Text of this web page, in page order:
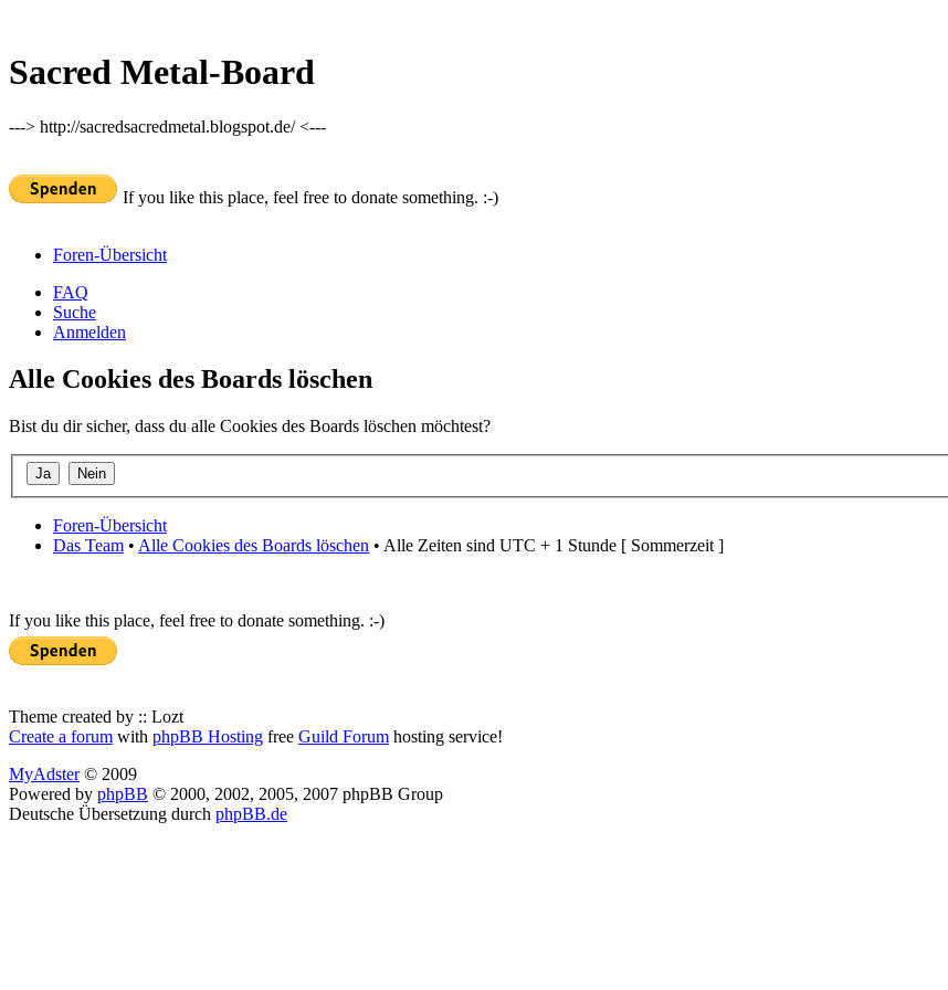
Sacred Metal-Board
---> http://sacredsacredmetal.blogspot.de/ <---
If you like this place, feel free to donate something. :-)
Foren-Übersicht
FAQ
Suche
Anmelden
Alle Cookies des Boards löschen
Bist du dir sicher, dass du alle Cookies des Boards löschen möchtest?
Foren-Übersicht
Das Team • Alle Cookies des Boards löschen • Alle Zeiten sind UTC + 1 Stunde [ Sommerzeit ]
If you like this place, feel free to donate something. :-)
Theme created by :: Lozt
Create a forum with phpBB Hosting free Guild Forum hosting service!
MyAdster© 2009
Powered by phpBB © 2000, 2002, 2005, 2007 phpBB Group
Deutsche Übersetzung durch phpBB.de